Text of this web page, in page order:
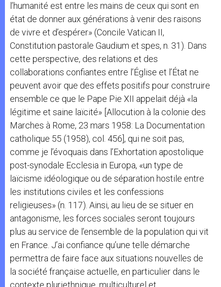
l’humanité est entre les mains de ceux qui sont en
état de donner aux générations à venir des raisons
de vivre et d’espérer» (Concile Vatican II,
Constitution pastorale Gaudium et spes, n. 31). Dans
cette perspective, des relations et des
collaborations confiantes entre l’Église et l’État ne
peuvent avoir que des effets positifs pour construire
ensemble ce que le Pape Pie XII appelait déjà «la
légitime et saine laïcité» [Allocution à la colonie des
Marches à Rome, 23 mars 1958: La Documentation
catholique 55 (1958), col. 456], qui ne soit pas,
comme je l’évoquais dans l’Exhortation apostolique
post-synodale Ecclesia in Europa, «un type de
laïcisme idéologique ou de séparation hostile entre
les institutions civiles et les confessions
religieuses» (n. 117). Ainsi, au lieu de se situer en
antagonisme, les forces sociales seront toujours
plus au service de l’ensemble de la population qui vit
en France. J’ai confiance qu’une telle démarche
permettra de faire face aux situations nouvelles de
la société française actuelle, en particulier dans le
contexte pluriethnique, multiculturel et